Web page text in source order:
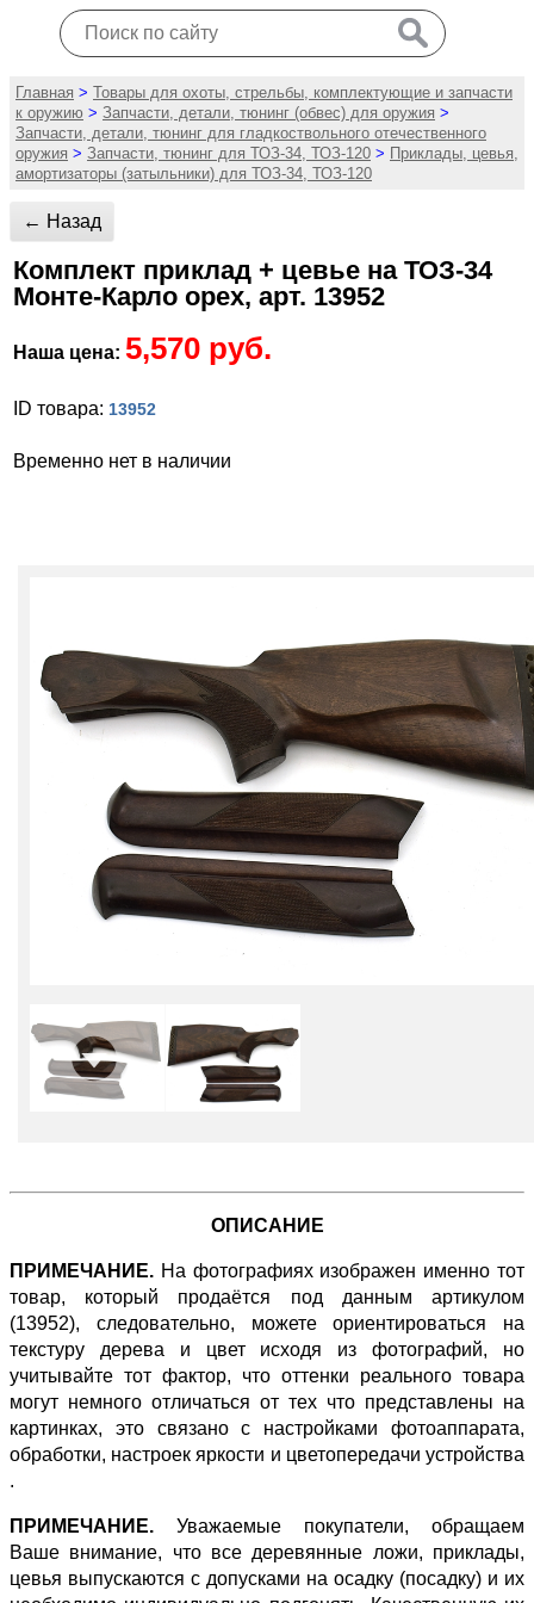
Главная > Товары для охоты, стрельбы, комплектующие и запчасти
к оружию > Запчасти, детали, тюнинг (обвес) для оружия >
Запчасти, детали, тюнинг для гладкоствольного отечественного
оружия > Запчасти, тюнинг для ТОЗ-34, ТОЗ-120 > Приклады, цевья,
амортизаторы (затыльники) для ТОЗ-34, ТОЗ-120
← Назад
Комплект приклад + цевье на ТОЗ-34
Монте-Карло орех, арт. 13952
Наша цена: 5,570 руб.
ID товара: 13952
Временно нет в наличии
ОПИСАНИЕ
ПРИМЕЧАНИЕ. На фотографиях изображен именно тот
товар, который продаётся под данным артикулом
(13952), следовательно, можете ориентироваться на
текстуру дерева и цвет исходя из фотографий, но
учитывайте тот фактор, что оттенки реального товара
могут немного отличаться от тех что представлены на
картинках, это связано с настройками фотоаппарата,
обработки, настроек яркости и цветопередачи устройства
.
ПРИМЕЧАНИЕ. Уважаемые покупатели, обращаем
Ваше внимание, что все деревянные ложи, приклады,
цевья выпускаются с допусками на осадку (посадку) и их